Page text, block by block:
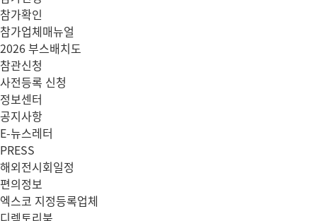
참가확인
참가업체매뉴얼
2026 부스배치도
참관신청
사전등록 신청
정보센터
공지사항
E-뉴스레터
PRESS
해외전시회일정
편의정보
엑스코 지정등록업체
디렉토리북